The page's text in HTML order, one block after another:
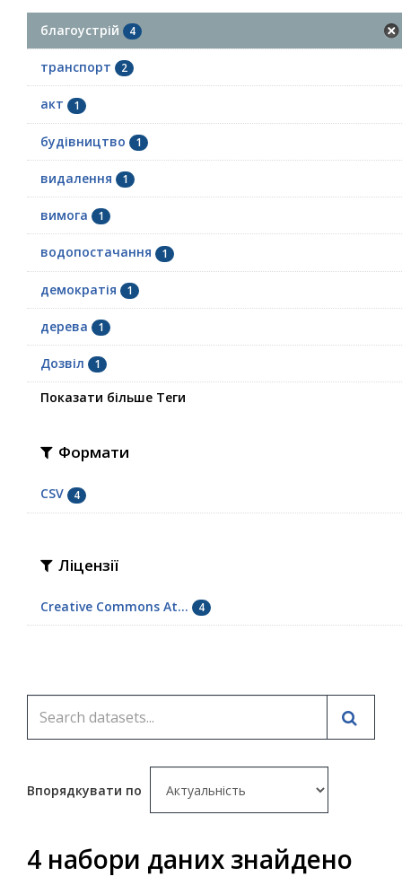
благоустрій 4
транспорт 2
акт 1
будівництво 1
видалення 1
вимога 1
водопостачання 1
демократія 1
дерева 1
Дозвіл 1
Показати більше Теги
Формати
CSV 4
Ліцензії
Creative Commons At... 4
Впорядкувати по
4 набори даних знайдено